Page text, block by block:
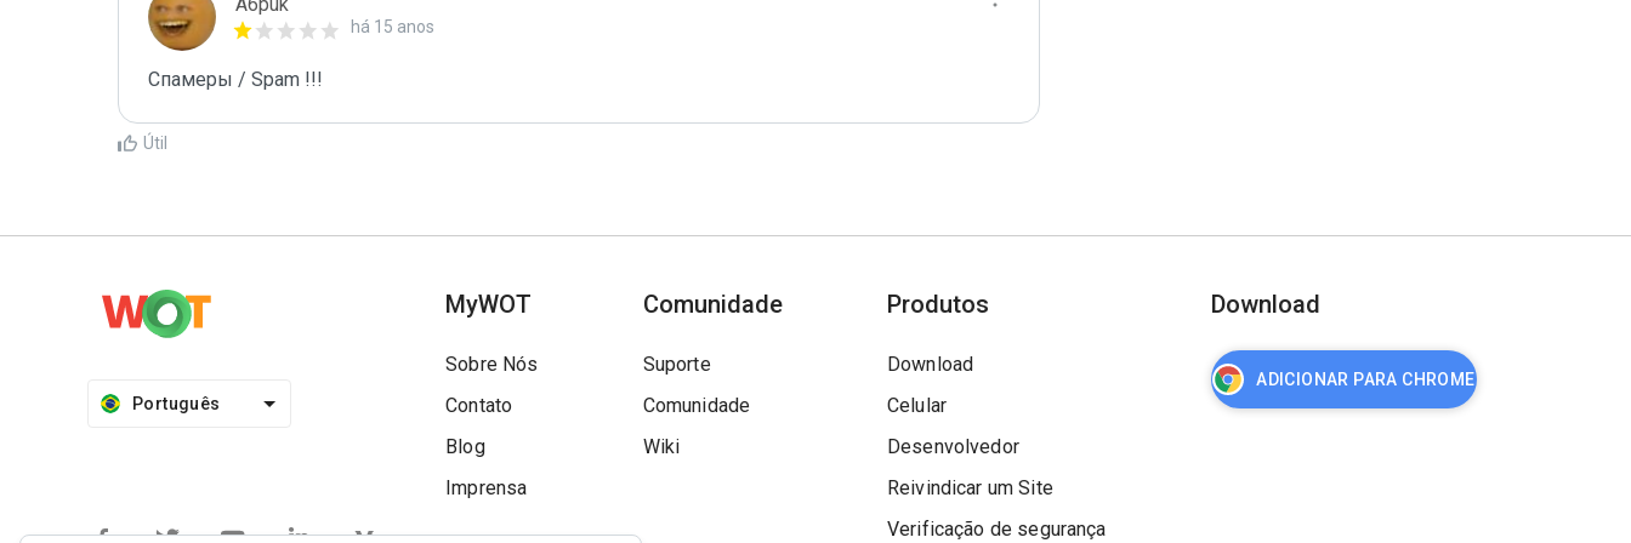
há 15 anos
Спамеры / Spam !!!
Útil
Português
MyWOT
Sobre Nós
Contato
Blog
Imprensa
Comunidade
Suporte
Comunidade
Wiki
Produtos
Download
Celular
Desenvolvedor
Reivindicar um Site
Verificação de segurança
Download
ADICIONAR PARA CHROME